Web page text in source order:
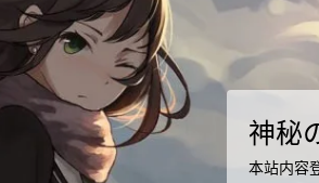
神秘
本站内容